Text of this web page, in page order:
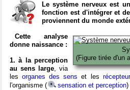
Le système nerveux est
fonction est d'intégrer et
proviennent du monde
(Figure tirée d'un
Cette analyse
donne naissance :
1. à la perception
au sens large, via
lesorganes des sens et les
l'organisme (
sensation et perception)